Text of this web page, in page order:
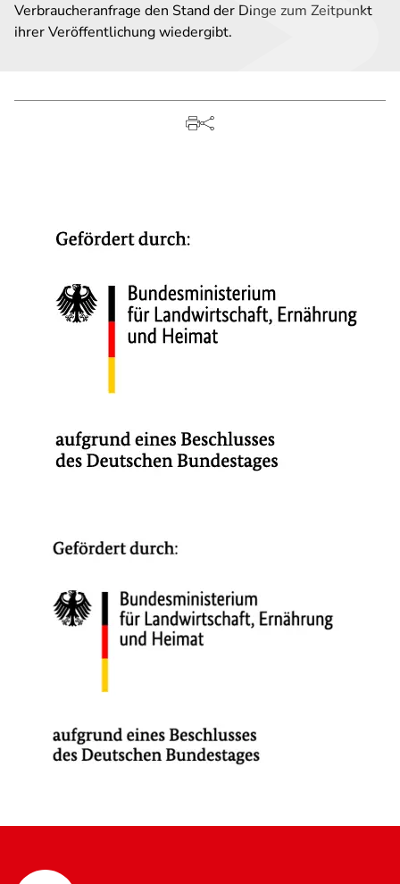
Verbraucheranfrage den Stand der Dinge zum Zeitpunkt
ihrer Veröffentlichung wiedergibt.